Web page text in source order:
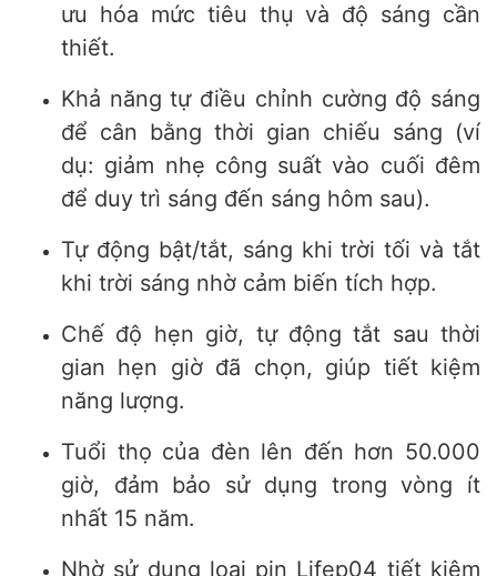
ưu hóa mức tiêu thụ và độ sáng cần
thiết.
Khả năng tự điều chỉnh cường độ sáng
để cân bằng thời gian chiếu sáng (ví
dụ: giảm nhẹ công suất vào cuối đêm
để duy trì sáng đến sáng hôm sau).
Tự động bật/tắt, sáng khi trời tối và tắt
khi trời sáng nhờ cảm biến tích hợp.
Chế độ hẹn giờ, tự động tắt sau thời
gian hẹn giờ đã chọn, giúp tiết kiệm
năng lượng.
Tuổi thọ của đèn lên đến hơn 50.000
giờ, đảm bảo sử dụng trong vòng ít
nhất 15 năm.
Nhờ sử dụng loại pin Lifep04 tiết kiệm